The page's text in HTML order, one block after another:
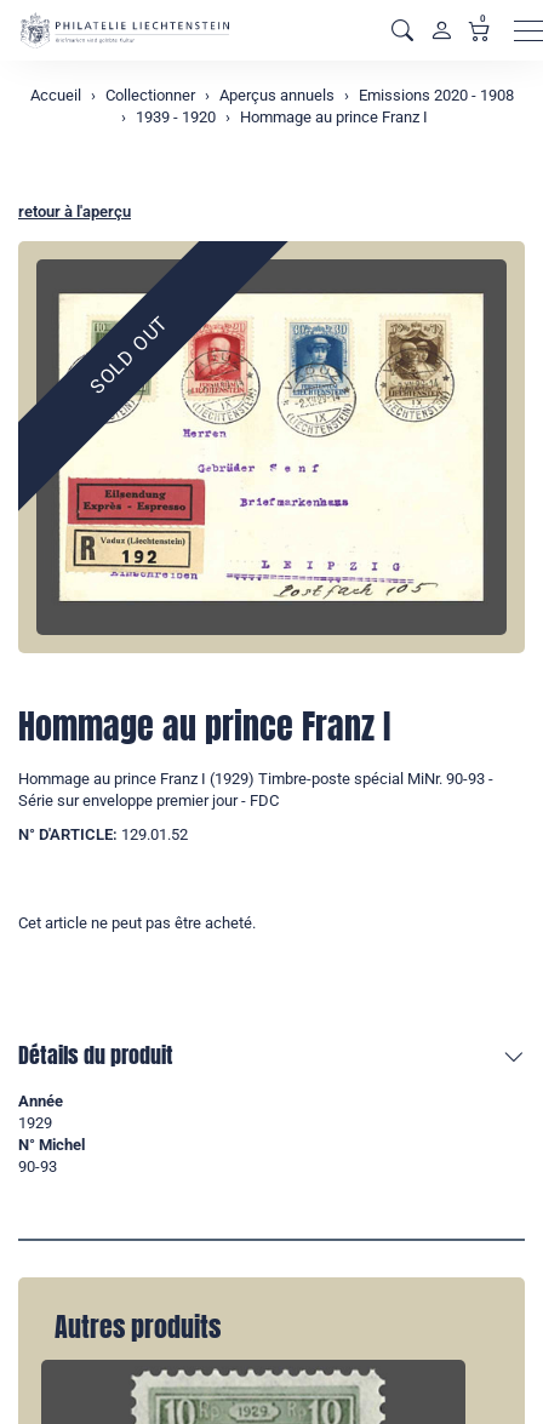
0
Accueil Collectionner Aperçus annuels
Emissions 2020 - 1908
1939 - 1920
Hommage au prince Franz I
retour à l'aperçu
SOLD OUT
Hommage au prince Franz I
Hommage au prince Franz I (1929) Timbre-poste spécial MiNr. 90-93 -
Série sur enveloppe premier jour - FDC
N° D'ARTICLE: 129.01.52
Cet article ne peut pas être acheté.
Détails du produit
Année
1929
N° Michel
90-93
Autres produits